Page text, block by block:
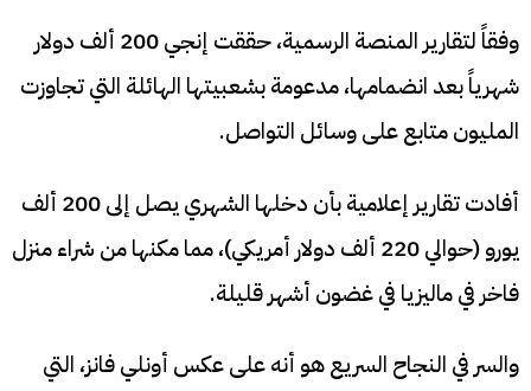
وفقاً لتقارير المنصة الرسمية، حققت إنجي 200 ألف دولار
شهرياً بعد انضمامها، مدعومة بشعبيتها الهائلة التي تجاوزت
المليون متابع على وسائل التواصل.
أفادت تقارير إعلامية بأن دخلها الشهري يصل إلى 200 ألف
يورو (حوالي 220 ألف دولار أمريكي)، مما مكنها من شراء منزل
فاخر في ماليزيا في غضون أشهر قليلة.
والسر في النجاح السريع هو أنه على عكس أونلي فانز، التي